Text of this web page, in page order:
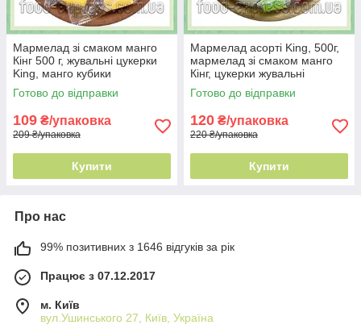
Мармелад зі смаком манго
Кінг 500 г, жувальні цукерки
King, манго кубики
натуральні
Готово до відправки
109 ₴/упаковка
209 ₴/упаковка
Купити
Мармелад асорті King, 500г,
мармелад зі смаком манго
Кінг, цукерки жувальні
Готово до відправки
120 ₴/упаковка
220 ₴/упаковка
Купити
Про нас
99% позитивних з 1646 відгуків за рік
Працює з 07.12.2017
м. Київ
вул.Ушинського 27, Київ, Україна